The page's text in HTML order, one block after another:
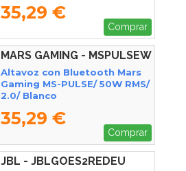
35,29 €
Comprar
MARS GAMING - MSPULSEW
Altavoz con Bluetooth Mars
Gaming MS-PULSE/ 50W RMS/
2.0/ Blanco
35,29 €
Comprar
JBL - JBLGOES2REDEU